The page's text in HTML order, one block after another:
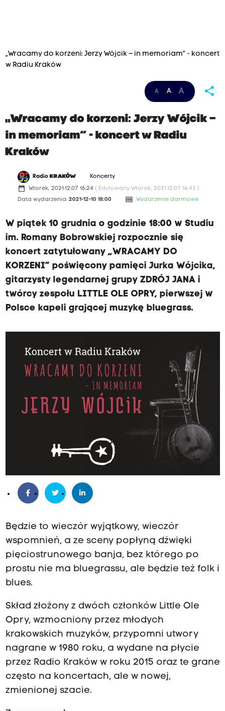
„Wracamy do korzeni: Jerzy Wójcik – in memoriam” - koncert
w Radiu Kraków
A A A share
„Wracamy do korzeni: Jerzy Wójcik –
in memoriam” - koncert w Radiu
Kraków
Radio KRAKÓW Koncerty
date_range Wtorek, 2021.12.07 16:24 ( Edytowany Wtorek, 2021.12.07 16:43 )
Data wydarzenia: 2021-12-10 18:00 money Wydarzenie darmowe
W piątek 10 grudnia o godzinie 18:00 w Studiu
im. Romany Bobrowskiej rozpocznie się
koncert zatytułowany „WRACAMY DO
KORZENI” poświęcony pamięci Jurka Wójcika,
gitarzysty legendarnej grupy ZDRÓJ JANA i
twórcy zespołu LITTLE OLE OPRY, pierwszej w
Polsce kapeli grającej muzykę bluegrass.
Będzie to wieczór wyjątkowy, wieczór
wspomnień, a ze sceny popłyną dźwięki
pięciostrunowego banja, bez którego po
prostu nie ma bluegrassu, ale będzie też folk i
blues.
Skład złożony z dwóch członków Little Ole
Opry, wzmocniony przez młodych
krakowskich muzyków, przypomni utwory
nagrane w 1980 roku, a wydane na płycie
przez Radio Kraków w roku 2015 oraz te grane
często na koncertach, ale w nowej,
zmienionej szacie.